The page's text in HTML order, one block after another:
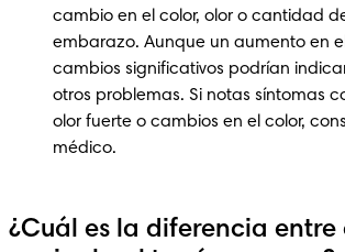
cambio en el color, olor o cantidad
embarazo. Aunque un aumento en
cambios significativos podrían
otros problemas. Si notas síntomas
olor fuerte o cambios en el color,
médico.
¿Cuál es la diferencia entre